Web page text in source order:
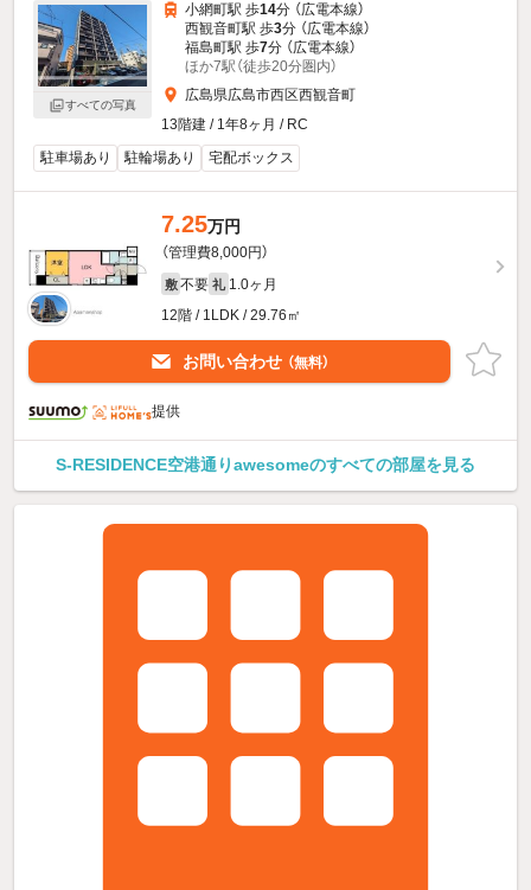
すべての写真
小網町駅 歩14分 （広電本線）
西観音町駅 歩3分 （広電本線）
福島町駅 歩7分 （広電本線）
ほか7駅（徒歩20分圏内）
広島県広島市西区西観音町
13階建 / 1年8ヶ月 / RC
駐車場あり
駐輪場あり 宅配ボックス
7.25万円
（管理費8,000円）
敷 不要 礼 1.0ヶ月
12階 / 1LDK / 29.76㎡
お問い合わせ （無料）
提供
S-RESIDENCE空港通りawesomeのすべての部屋を見る